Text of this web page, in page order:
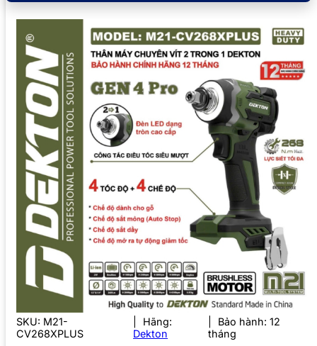
SKU: M21-
CV268XPLUS
Hãng:
Dekton
Bảo hành: 12
tháng